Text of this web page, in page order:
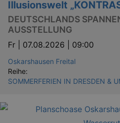
Illusionswelt
DEUTSCHLANDS
AUSSTELLUNG
Fr | 07.08.2026 | 09:00
Oskarshausen Freital
Reihe:
SOMMERFERIEN IN DRESDEN &